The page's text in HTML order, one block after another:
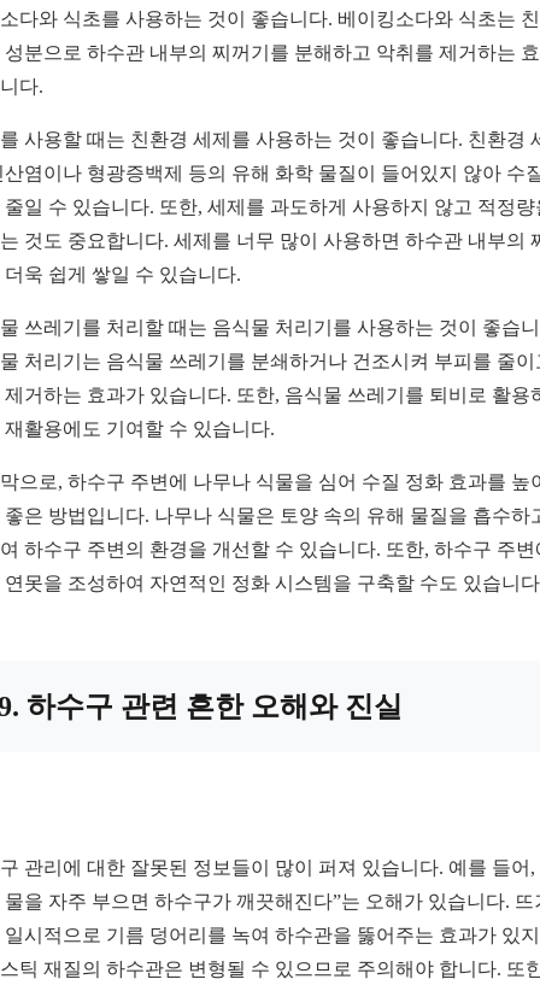
다와 식초를 사용하는 것이 좋습니다. 베이킹소다와 식초는
성분으로 하수관 내부의 찌꺼기를 분해하고 악취를 제거하는
다.
사용할 때는 친환경 세제를 사용하는 것이 좋습니다. 친환경
산염이나 형광증백제 등의 유해 화학 물질이 들어있지 않아 수
줄일 수 있습니다. 또한, 세제를 과도하게 사용하지 않고 적정량
것도 중요합니다. 세제를 너무 많이 사용하면 하수관 내부의
더욱 쉽게 쌓일 수 있습니다.
쓰레기를 처리할 때는 음식물 처리기를 사용하는 것이 좋습
처리기는 음식물 쓰레기를 분쇄하거나 건조시켜 부피를 줄이
제거하는 효과가 있습니다. 또한, 음식물 쓰레기를 퇴비로 활용
재활용에도 기여할 수 있습니다.
으로, 하수구 주변에 나무나 식물을 심어 수질 정화 효과를 높
좋은 방법입니다. 나무나 식물은 토양 속의 유해 물질을 흡수하
하수구 주변의 환경을 개선할 수 있습니다. 또한, 하수구 주변
연못을 조성하여 자연적인 정화 시스템을 구축할 수도 있습니
하수구 관련 흔한 오해와 진실
관리에 대한 잘못된 정보들이 많이 퍼져 있습니다. 예를 들어,
물을 자주 부으면 하수구가 깨끗해진다”는 오해가 있습니다. 뜨
일시적으로 기름 덩어리를 녹여 하수관을 뚫어주는 효과가 있
틱 재질의 하수관은 변형될 수 있으므로 주의해야 합니다. 또